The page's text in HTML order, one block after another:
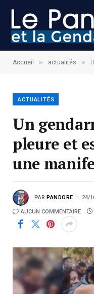
Accueil » actualités »
ACTUALITÉS
Un
pleure et
une
PAR PANDORE 24/
AUCUN COMMENTAIRE